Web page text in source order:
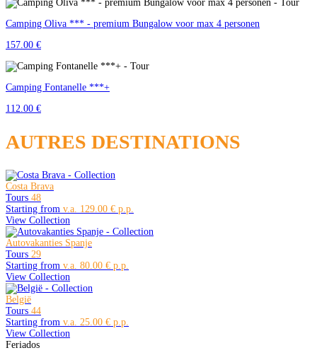
Camping Oliva *** - premium Bungalow voor max 4 personen
157.00 €
Camping Fontanelle ***+
112.00 €
AUTRES DESTINATIONS
Costa Brava
Tours 48
Starting from
129.00 €
View Collection
Autovakanties Spanje
Tours 29
Starting from
80.00 €
View Collection
België
Tours 44
Starting from
25.00 €
View Collection
Feriados